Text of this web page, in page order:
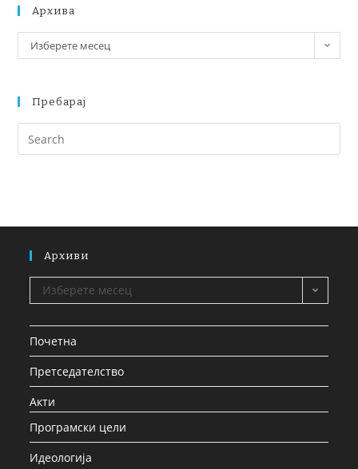
Архива
Изберете месец
Пребарај
Архиви
Изберете месец
Почетна
Претседателство
Акти
Програмски цели
Идеологија